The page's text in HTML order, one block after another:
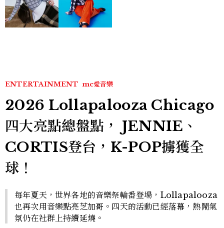
ENTERTAINMENT mc愛音樂
2026 Lollapalooza Chicago
四大亮點總盤點， JENNIE、
CORTIS登台，K-POP擄獲全
球！
每年夏天，世界各地的音樂祭輪番登場，Lollapalooza
也再次用音樂點亮芝加哥。四天的活動已經落幕，熱鬧氣
氛仍在社群上持續延燒。